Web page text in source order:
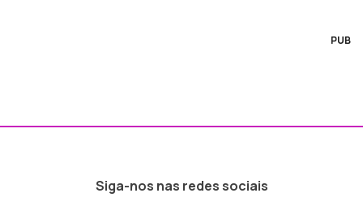
PUB
Siga-nos nas redes sociais